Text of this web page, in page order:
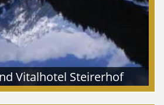
Vitalhotel Steirerhof